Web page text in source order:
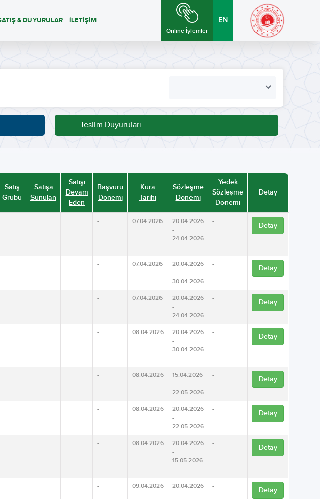
& DUYURULAR İLETİŞİM
Online İşlemler
EN
Teslim Duyuruları
Satış
Grubu
Satışa
Sunulan
Satışı
Devam
Eden
Başvuru
Dönemi
Kura
Tarihi
Sözleşme
Dönemi
Yedek
Sözleşme
Dönemi
Detay
- 07.04.2026
20.04.2026
-
24.04.2026
- Detay
- 07.04.2026
20.04.2026
-
30.04.2026
- Detay
- 07.04.2026
20.04.2026
-
24.04.2026
- Detay
- 08.04.2026
20.04.2026
-
30.04.2026
- Detay
- 08.04.2026
15.04.2026
-
22.05.2026
- Detay
- 08.04.2026
20.04.2026
-
22.05.2026
- Detay
- 08.04.2026
20.04.2026
-
15.05.2026
- Detay
- 09.04.2026
20.04.2026
-
- Detay